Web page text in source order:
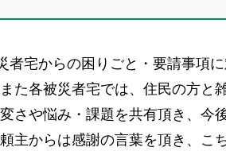
者宅からの困りごと・要請事項
た各被災者宅では、住民の方と
さや悩み・課題を共有頂き、今
主からは感謝の言葉を頂き、こ